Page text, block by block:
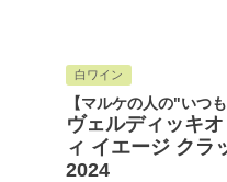
白ワイン
【マルケの人の"いつ
ヴェルディッキ
ィ イエージ クラ
2024